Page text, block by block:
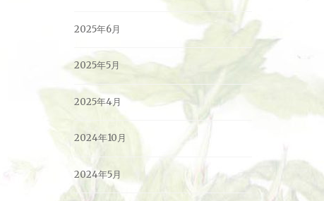
2025年6月
2025年5月
2025年4月
2024年10月
2024年5月